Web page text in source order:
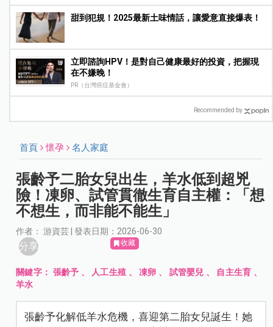
甜到犯規！2025最新土味情話，讓愛意直接爆表！
立即諮詢HPV！是對自己健康最好的投資，把握現
在不嫌晚！
PR（台灣癌症基金會）
Recommended by
首頁 懷孕 名人家庭
張齡予二胎女兒出生，羊水低到超兇
險！凍卵、試管貫徹生育自主權：「想
不想生，而非能不能生」
作者： 游資芸 | 發表日期：2026-06-30
分享 收藏
關鍵字： 張齡予 、 人工生殖 、凍卵 、 試管嬰兒 、 自主生育 、
羊水
張齡予化解低羊水危機，喜迎第二胎女兒誕生！她